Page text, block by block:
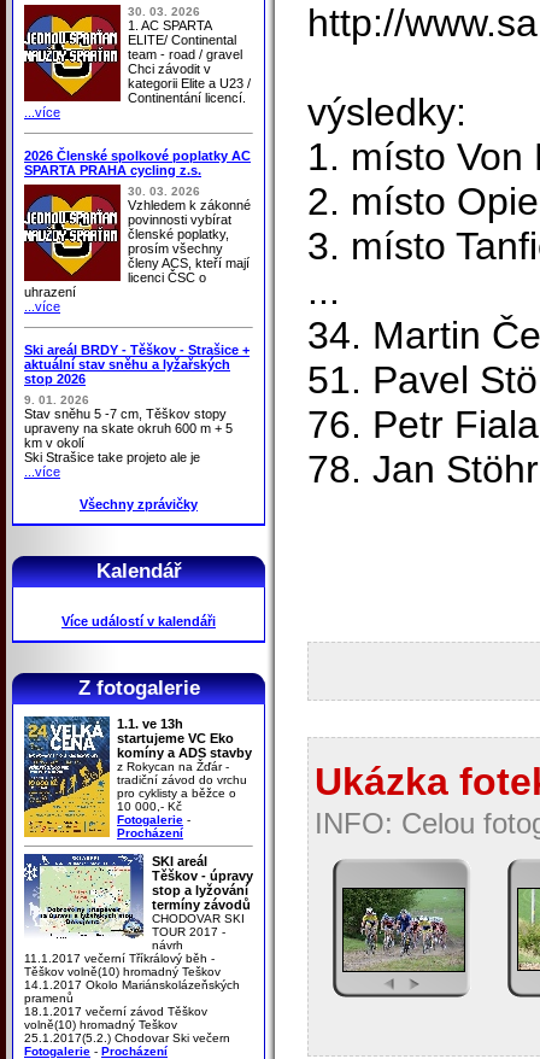
30. 03. 2026
1. AC SPARTA
ELITE/ Continental
team - road / gravel
Chci závodit v
kategorii Elite a U23 /
Continentání licencí.
...více
2026 Členské spolkové poplatky AC
SPARTA PRAHA cycling z.s.
30. 03. 2026
Vzhledem k zákonné
povinnosti vybírat
členské poplatky,
prosím všechny
členy ACS, kteří mají
licenci ČSC o
uhrazení
...více
Ski areál BRDY - Těškov - Strašice +
aktuální stav sněhu a lyžařských
stop 2026
9. 01. 2026
Stav sněhu 5 -7 cm, Těškov stopy
upraveny na skate okruh 600 m + 5
km v okolí
Ski Strašice take projeto ale je
...více
Všechny zprávičky
Kalendář
Více událostí v kalendáři
Z fotogalerie
1.1. ve 13h
startujeme VC Eko
komíny a ADS stavby
z Rokycan na Žďár -
tradiční závod do vrchu
pro cyklisty a běžce o
10 000,- Kč
Fotogalerie -
Procházení
SKI areál
Těškov - úpravy
stop a lyžování
termíny závodů
CHODOVAR SKI
TOUR 2017 -
návrh
11.1.2017 večerní Tříkrálový běh -
Těškov volně(10) hromadný Teškov
14.1.2017 Okolo Mariánskolázeňských
pramenů
18.1.2017 večerní závod Těškov
volně(10) hromadný Teškov
25.1.2017(5.2.) Chodovar Ski večern
Fotogalerie - Procházení
http://
výsledky:
1. místo Von
2. místo
3. místo
...
34. Martin
51. Pavel
76. Petr
78. Jan
Ukázka
INFO: Celou